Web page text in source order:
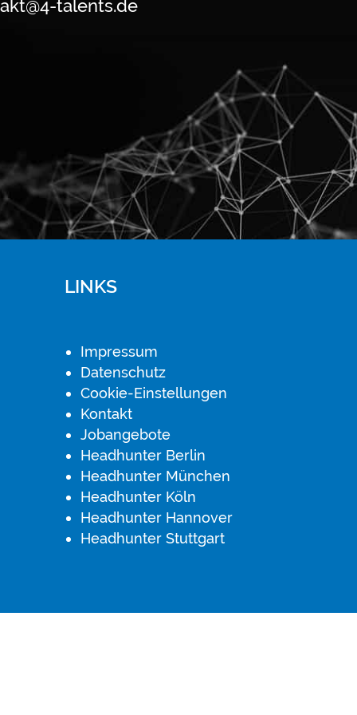
talents.de
LINKS
Impressum
Datenschutz
Cookie-Einstellungen
Kontakt
Jobangebote
Headhunter Berlin
Headhunter München
Headhunter Köln
Headhunter Hannover
Headhunter Stuttgart